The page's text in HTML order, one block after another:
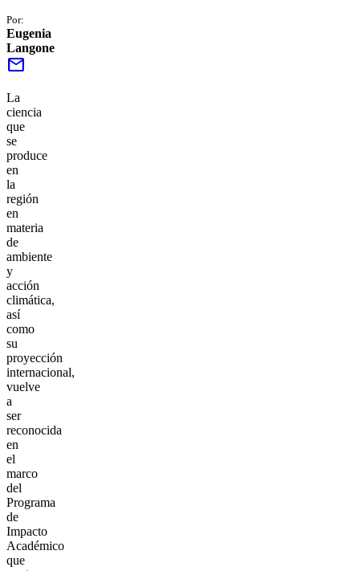
Por:
Eugenia
Langone
mail
La
ciencia
que
se
produce
en
la
región
en
materia
de
ambiente
y
acción
climática,
así
como
su
proyección
internacional,
vuelve
a
ser
reconocida
en
el
marco
del
Programa
de
Impacto
Académico
que